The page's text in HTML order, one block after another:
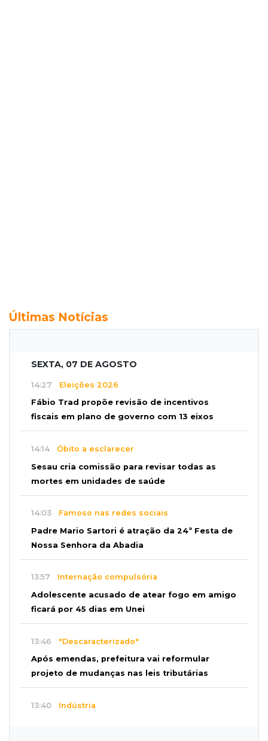
Últimas Notícias
SEXTA, 07 DE AGOSTO
14:27 Eleições 2026
Fábio Trad propõe revisão de incentivos
fiscais em plano de governo com 13 eixos
14:14 Óbito a esclarecer
Sesau cria comissão para revisar todas as
mortes em unidades de saúde
14:03 Famoso nas redes sociais
Padre Mario Sartori é atração da 24ª Festa de
Nossa Senhora da Abadia
13:57 Internação compulsória
Adolescente acusado de atear fogo em amigo
ficará por 45 dias em Unei
13:46 "Descaracterizado"
Após emendas, prefeitura vai reformular
projeto de mudanças nas leis tributárias
13:40 Indústria